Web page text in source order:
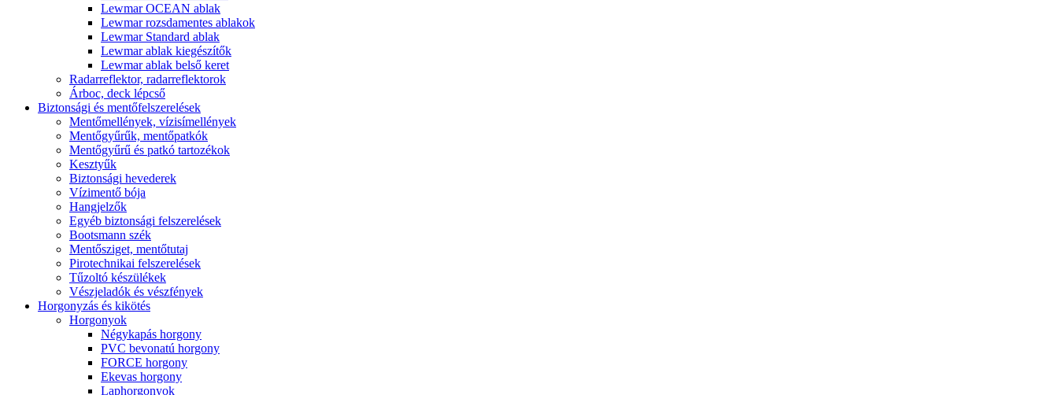
Lewmar OCEAN ablak
Lewmar rozsdamentes ablakok
Lewmar Standard ablak
Lewmar ablak kiegészítők
Lewmar ablak belső keret
Radarreflektor, radarreflektorok
Árboc, deck lépcső
Biztonsági és mentőfelszerelések
Mentőmellények, vízisímellények
Mentőgyűrűk, mentőpatkók
Mentőgyűrű és patkó tartozékok
Kesztyűk
Biztonsági hevederek
Vízimentő bója
Hangjelzők
Egyéb biztonsági felszerelések
Bootsmann szék
Mentősziget, mentőtutaj
Pirotechnikai felszerelések
Tűzoltó készülékek
Vészjeladók és vészfények
Horgonyzás és kikötés
Horgonyok
Négykapás horgony
PVC bevonatú horgony
FORCE horgony
Ekevas horgony
Laphorgonyok